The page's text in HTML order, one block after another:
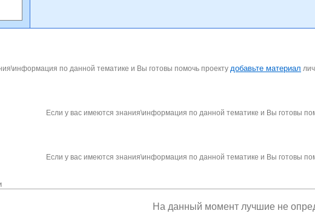
по данной тематике и Вы готовы помочь проекту добавьте материал
Если у вас имеются знания\информация по данной тематике и Вы готовы
Если у вас имеются знания\информация по данной тематике и Вы готовы
На данный момент лучшие не